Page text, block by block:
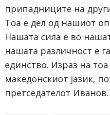
припадниците на
Тоа е дел од нашиот
Нашата сила е во
нашата различност е
единство. Израз на
македонскиот јазик,
претседателот Иванов.